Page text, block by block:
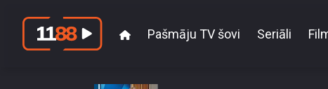
Pašmāju TV šovi Seriāli